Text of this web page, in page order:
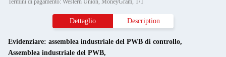
Termini di pagamento: Western Union, MoneyGram, T/T
Dettaglio Description
Evidenziare: assemblea industriale del PWB di controllo,
Assemblea industriale del PWB,